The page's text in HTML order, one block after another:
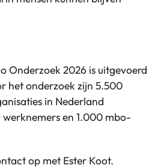
Onderzoek 2026 is uitgevoerd
het onderzoek zijn 5.500
in Nederland
en 1.000 mbo-
op met Ester Koot.